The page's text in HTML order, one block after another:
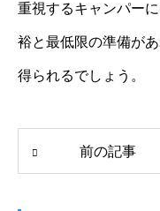
重視するキャンパー
裕と最低限の準備が
得られるでしょう。
前の記事